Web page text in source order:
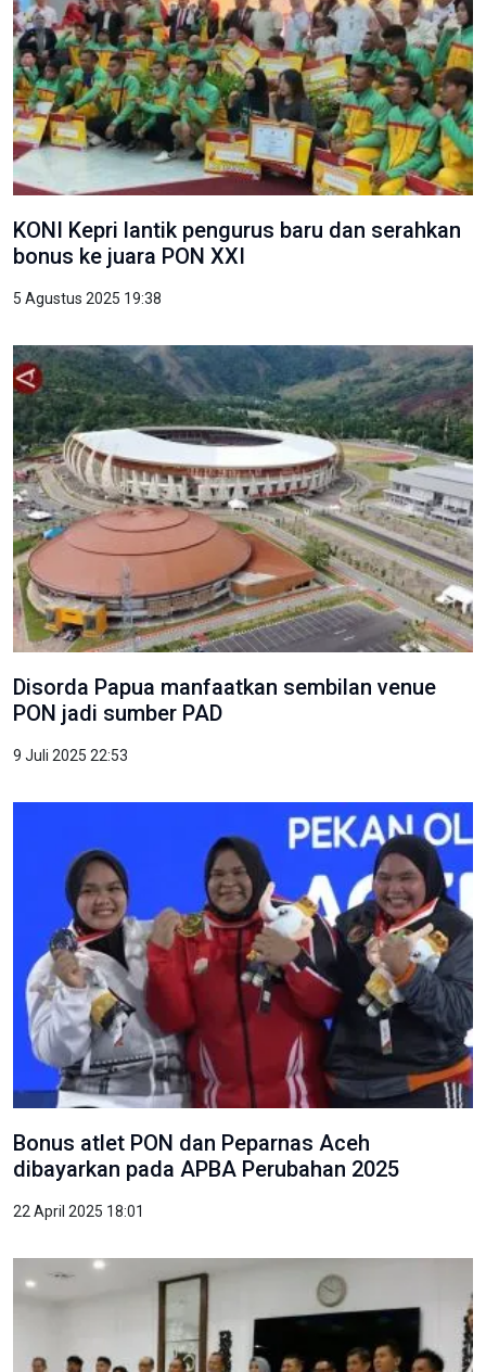
KONI Kepri lantik pengurus baru dan serahkan
bonus ke juara PON XXI
5 Agustus 2025 19:38
Disorda Papua manfaatkan sembilan venue
PON jadi sumber PAD
9 Juli 2025 22:53
Bonus atlet PON dan Peparnas Aceh
dibayarkan pada APBA Perubahan 2025
22 April 2025 18:01